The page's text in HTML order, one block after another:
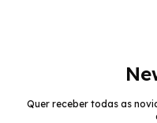
Quer receber todas as